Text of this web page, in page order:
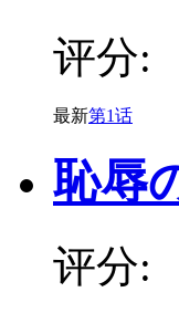
评分:
最新第1话
恥辱
评分: